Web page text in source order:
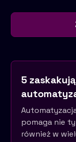
5
pomaga nie
również w